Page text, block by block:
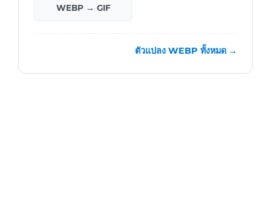
WEBP → GIF
ตัวแปลง WEBP ทั้งหมด →